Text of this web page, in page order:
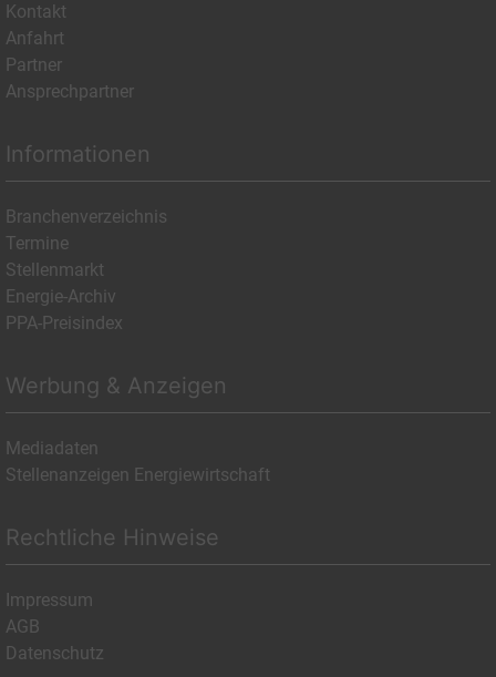
Kontakt
Anfahrt
Partner
Ansprechpartner
Informationen
Branchenverzeichnis
Termine
Stellenmarkt
Energie-Archiv
PPA-Preisindex
Werbung & Anzeigen
Mediadaten
Stellenanzeigen Energiewirtschaft
Rechtliche Hinweise
Impressum
AGB
Datenschutz